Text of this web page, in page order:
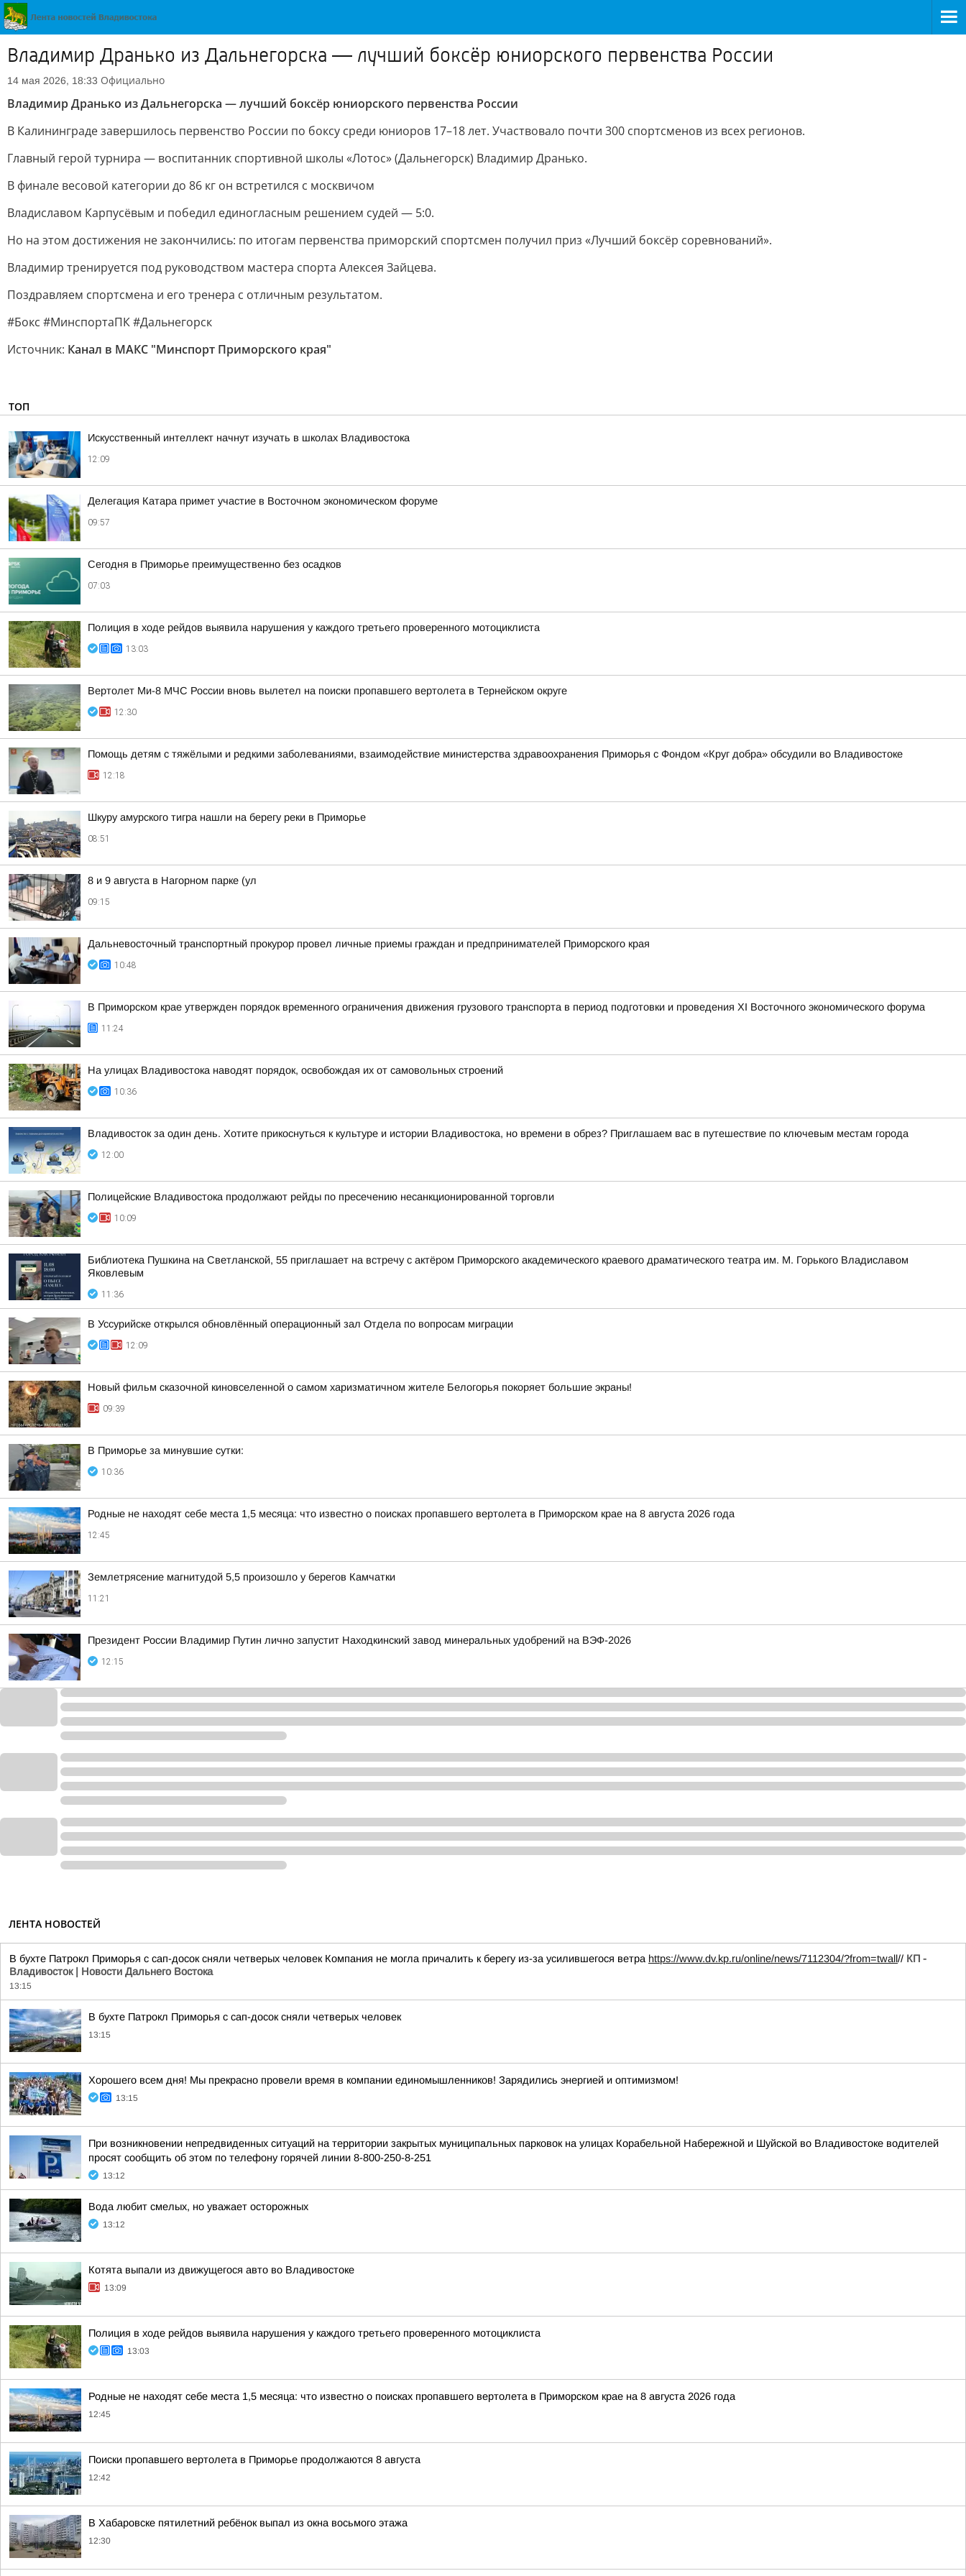
Владимир Дранько из Дальнегорска — лучший боксёр юниорского первенства России
14 мая 2026, 18:33 Официально
Владимир Дранько из Дальнегорска — лучший боксёр юниорского первенства России
В Калининграде завершилось первенство России по боксу среди юниоров 17–18 лет. Участвовало почти 300 спортсменов из всех регионов.
Главный герой турнира — воспитанник спортивной школы «Лотос» (Дальнегорск) Владимир Дранько.
В финале весовой категории до 86 кг он встретился с москвичом
Владиславом Карпусёвым и победил единогласным решением судей — 5:0.
Но на этом достижения не закончились: по итогам первенства приморский спортсмен получил приз «Лучший боксёр соревнований».
Владимир тренируется под руководством мастера спорта Алексея Зайцева.
Поздравляем спортсмена и его тренера с отличным результатом.
#Бокс #МинспортаПК #Дальнегорск
Источник: Канал в МАКС "Минспорт Приморского края"
ТОП
Искусственный интеллект начнут изучать в школах Владивостока
12:09
Делегация Катара примет участие в Восточном экономическом форуме
09:57
Сегодня в Приморье преимущественно без осадков
07:03
Полиция в ходе рейдов выявила нарушения у каждого третьего проверенного мотоциклиста
13:03
Вертолет Ми-8 МЧС России вновь вылетел на поиски пропавшего вертолета в Тернейском округе
12:30
Помощь детям с тяжёлыми и редкими заболеваниями, взаимодействие министерства здравоохранения Приморья с Фондом «Круг добра» обсудили во Владивостоке
12:18
Шкуру амурского тигра нашли на берегу реки в Приморье
08:51
8 и 9 августа в Нагорном парке (ул
09:15
Дальневосточный транспортный прокурор провел личные приемы граждан и предпринимателей Приморского края
10:48
В Приморском крае утвержден порядок временного ограничения движения грузового транспорта в период подготовки и проведения XI Восточного экономического форума
11:24
На улицах Владивостока наводят порядок, освобождая их от самовольных строений
10:36
Владивосток за один день. Хотите прикоснуться к культуре и истории Владивостока, но времени в обрез? Приглашаем вас в путешествие по ключевым местам города
12:00
Полицейские Владивостока продолжают рейды по пресечению несанкционированной торговли
10:09
Библиотека Пушкина на Светланской, 55 приглашает на встречу с актёром Приморского академического краевого драматического театра им. М. Горького Владиславом
Яковлевым
11:36
В Уссурийске открылся обновлённый операционный зал Отдела по вопросам миграции
12:09
Новый фильм сказочной киновселенной о самом харизматичном жителе Белогорья покоряет большие экраны!
09:39
В Приморье за минувшие сутки:
10:36
Родные не находят себе места 1,5 месяца: что известно о поисках пропавшего вертолета в Приморском крае на 8 августа 2026 года
12:45
Землетрясение магнитудой 5,5 произошло у берегов Камчатки
11:21
Президент России Владимир Путин лично запустит Находкинский завод минеральных удобрений на ВЭФ-2026
12:15
ЛЕНТА НОВОСТЕЙ
В бухте Патрокл Приморья с сап-досок сняли четверых человек Компания не могла причалить к берегу из-за усилившегося ветра https://www.dv.kp.ru/online/news/7112304/?from=twall// КП -
Владивосток | Новости Дальнего Востока
13:15
В бухте Патрокл Приморья с сап-досок сняли четверых человек
13:15
Хорошего всем дня! Мы прекрасно провели время в компании единомышленников! Зарядились энергией и оптимизмом!
13:15
При возникновении непредвиденных ситуаций на территории закрытых муниципальных парковок на улицах Корабельной Набережной и Шуйской во Владивостоке водителей
просят сообщить об этом по телефону горячей линии 8-800-250-8-251
13:12
Вода любит смелых, но уважает осторожных
13:12
Котята выпали из движущегося авто во Владивостоке
13:09
Полиция в ходе рейдов выявила нарушения у каждого третьего проверенного мотоциклиста
13:03
Родные не находят себе места 1,5 месяца: что известно о поисках пропавшего вертолета в Приморском крае на 8 августа 2026 года
12:45
Поиски пропавшего вертолета в Приморье продолжаются 8 августа
12:42
В Хабаровске пятилетний ребёнок выпал из окна восьмого этажа
12:30